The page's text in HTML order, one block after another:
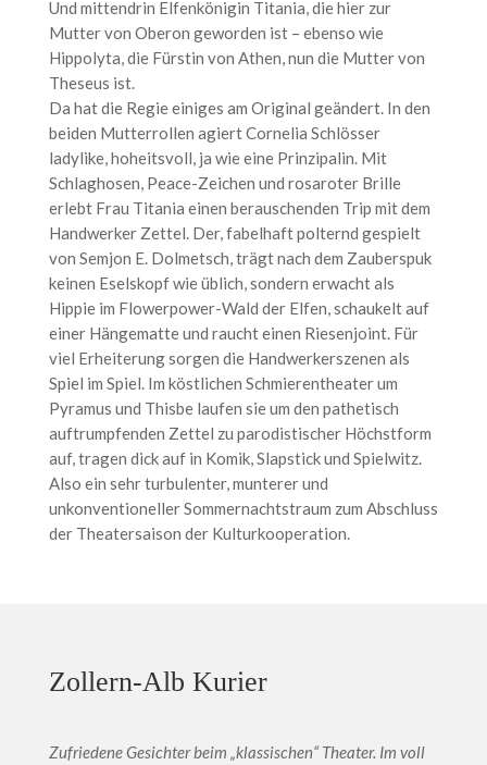
Und mittendrin Elfenkönigin Titania, die hier zur
Mutter von Oberon geworden ist – ebenso wie
Hippolyta, die Fürstin von Athen, nun die Mutter von
Theseus ist.
Da hat die Regie einiges am Original geändert. In den
beiden Mutterrollen agiert Cornelia Schlösser
ladylike, hoheitsvoll, ja wie eine Prinzipalin. Mit
Schlaghosen, Peace-Zeichen und rosaroter Brille
erlebt Frau Titania einen berauschenden Trip mit dem
Handwerker Zettel. Der, fabelhaft polternd gespielt
von Semjon E. Dolmetsch, trägt nach dem Zauberspuk
keinen Eselskopf wie üblich, sondern erwacht als
Hippie im Flowerpower-Wald der Elfen, schaukelt auf
einer Hängematte und raucht einen Riesenjoint. Für
viel Erheiterung sorgen die Handwerkerszenen als
Spiel im Spiel. Im köstlichen Schmierentheater um
Pyramus und Thisbe laufen sie um den pathetisch
auftrumpfenden Zettel zu parodistischer Höchstform
auf, tragen dick auf in Komik, Slapstick und Spielwitz.
Also ein sehr turbulenter, munterer und
unkonventioneller Sommernachtstraum zum Abschluss
der Theatersaison der Kulturkooperation.
Zollern-Alb Kurier
Zufriedene Gesichter beim „klassischen“ Theater. Im voll